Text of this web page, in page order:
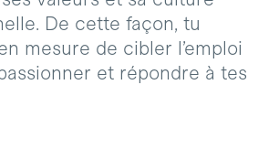
De cette façon, tu
mesure de cibler l’emploi
et répondre à tes